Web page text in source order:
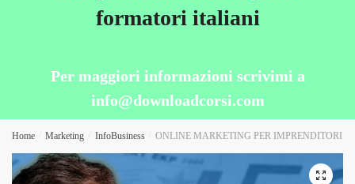
formatori italiani
Per maggiori informazioni scrivimi a
info@downloadcorsi.com
Home Marketing InfoBusiness ONLINE MARKETING PER IMPRENDITORI
🔍